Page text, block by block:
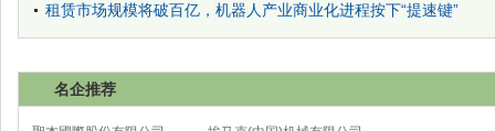
租赁市场规模将破百亿，机器人产业商业化进程按下“提速键”
名企推荐